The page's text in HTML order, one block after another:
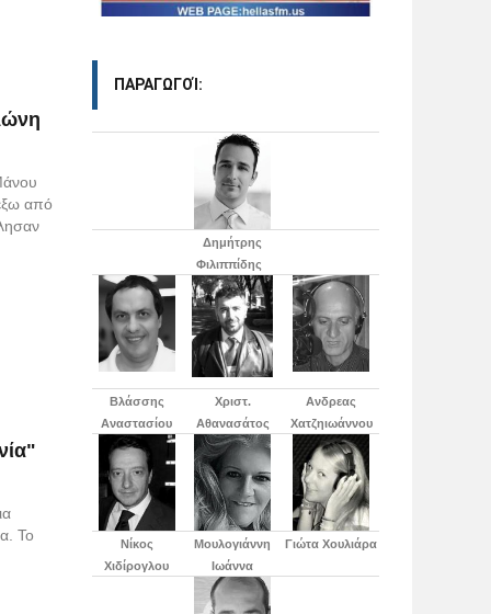
από
Το
ΠΑΡΑΓΩΓΟΊ:
Δημήτρης
Φιλιππίδης
Βλάσσης
Αναστασίου
Χριστ.
Αθανασάτος
Ανδρεας
Χατζηιωάννου
Νίκος
Χιδίρογλου
Μουλογιάννη
Ιωάννα
Γιώτα Χουλιάρα